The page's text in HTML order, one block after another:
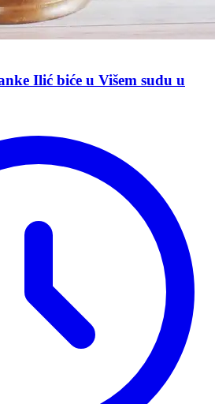
Ilić biće u Višem sudu u